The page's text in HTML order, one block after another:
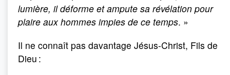
lumière, il déforme et ampute sa révélation pour
plaire aux hommes impies de ce temps. »
Il ne connaît pas davantage Jésus-Christ, Fils de
Dieu :